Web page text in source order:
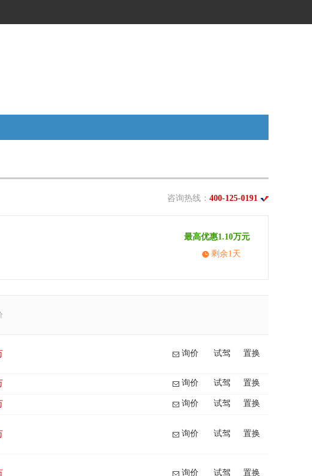
咨询热线： 400-125-0191
最高优惠1.10万元
剩余1天
询价 试驾 置换
询价 试驾 置换
询价 试驾 置换
询价 试驾 置换
询价 试驾 置换